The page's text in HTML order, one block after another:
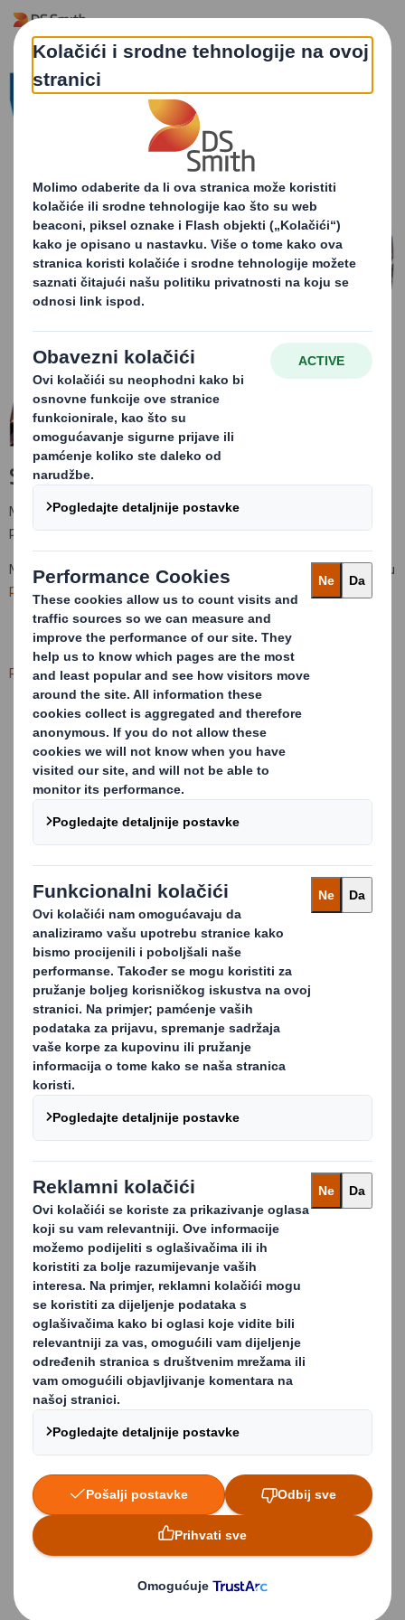
Stranica nije pronađena (404)
Nismo uspjeli pronaći stranicu koju ste tražili. Možda je uklonjena ili
preimenovana.
Molimo vas da se vratite na dssmith.com/bs
ili idite izravno na našu
ponudu.
Postavke kolačića